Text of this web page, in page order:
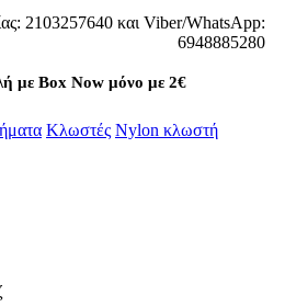
2103257640 και Viber/WhatsApp:
6948885280
με Box Now μόνο με 2€
Κλωστές Nylon κλωστή